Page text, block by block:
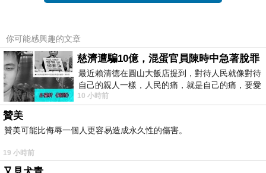
你可能感興趣的文章
慈濟遭騙10億，混蛋官員陳時中急著脫罪
最近賴清德在圓山大飯店提到，對待人民就像對待
自己的親人一樣，人民的痛，就是自己的痛，要愛
民如親，說的這麼好聽，實際上根本沒做
10 小時前
贊美
贊美可能比侮辱一個人更容易造成永久性的傷害。
19 小時前